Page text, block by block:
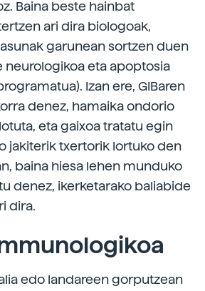
Baina beste hainbat
ari dira biologoak,
garunean sortzen duen
neurologikoa eta apoptosia
Izan ere, GIBaren
denez, hamaika ondorio
eta gaixoa tratatu egin
jakiterik txertorik lortuko den
baina hiesa lehen munduko
denez, ikerketarako baliabide
dira.
edo landareen gorputzean